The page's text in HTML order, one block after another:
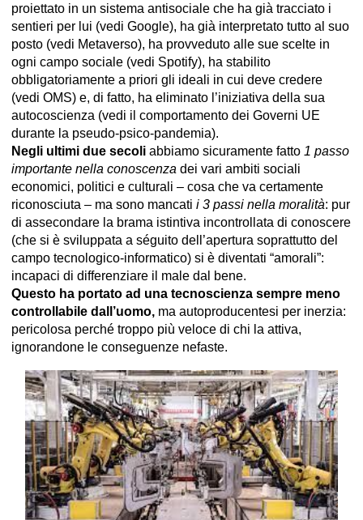
proiettato in un sistema antisociale che ha già tracciato i
sentieri per lui (vedi Google), ha già interpretato tutto al suo
posto (vedi Metaverso), ha provveduto alle sue scelte in
ogni campo sociale (vedi Spotify), ha stabilito
obbligatoriamente a priori gli ideali in cui deve credere
(vedi OMS) e, di fatto, ha eliminato l’iniziativa della sua
autocoscienza (vedi il comportamento dei Governi UE
durante la pseudo-psico-pandemia).
Negli ultimi due secoli abbiamo sicuramente fatto 1 passo
importante nella conoscenza dei vari ambiti sociali
economici, politici e culturali – cosa che va certamente
riconosciuta – ma sono mancati i 3 passi nella moralità: pur
di assecondare la brama istintiva incontrollata di conoscere
(che si è sviluppata a séguito dell’apertura soprattutto del
campo tecnologico-informatico) si è diventati “amorali”:
incapaci di differenziare il male dal bene.
Questo ha portato ad una tecnoscienza sempre meno
controllabile dall’uomo, ma autoproducentesi per inerzia:
pericolosa perché troppo più veloce di chi la attiva,
ignorandone le conseguenze nefaste.